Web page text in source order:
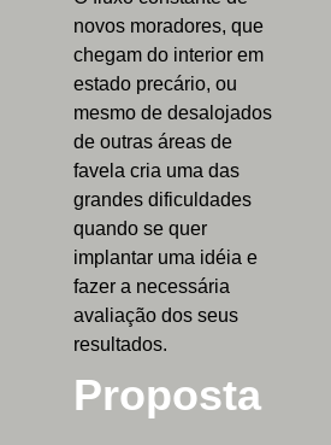
novos moradores, que
chegam do interior em
estado precário, ou
mesmo de desalojados
de outras áreas de
favela cria uma das
grandes dificuldades
quando se quer
implantar uma idéia e
fazer a necessária
avaliação dos seus
resultados.
Proposta